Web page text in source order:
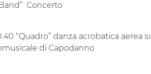
Concerto
“Quadro” danza acrobatica aerea
di Capodanno